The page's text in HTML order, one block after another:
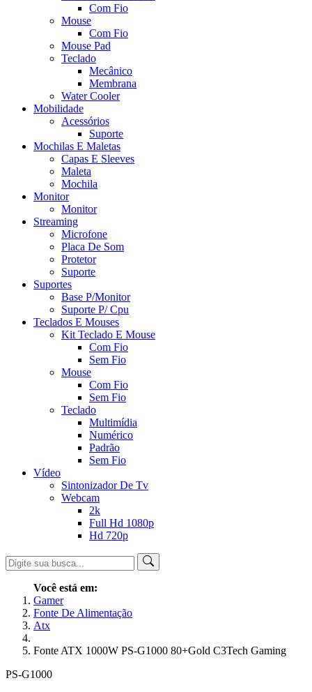
Com Fio
Mouse
Com Fio
Mouse Pad
Teclado
Mecânico
Membrana
Water Cooler
Mobilidade
Acessórios
Suporte
Mochilas E Maletas
Capas E Sleeves
Maleta
Mochila
Monitor
Monitor
Streaming
Microfone
Placa De Som
Protetor
Suporte
Suportes
Base P/Monitor
Suporte P/ Cpu
Teclados E Mouses
Kit Teclado E Mouse
Com Fio
Sem Fio
Mouse
Com Fio
Sem Fio
Teclado
Multimídia
Numérico
Padrão
Sem Fio
Vídeo
Sintonizador De Tv
Webcam
2k
Full Hd 1080p
Hd 720p
Você está em:
Gamer
Fonte De Alimentação
Atx
Fonte ATX 1000W PS-G1000 80+Gold C3Tech Gaming
PS-G1000